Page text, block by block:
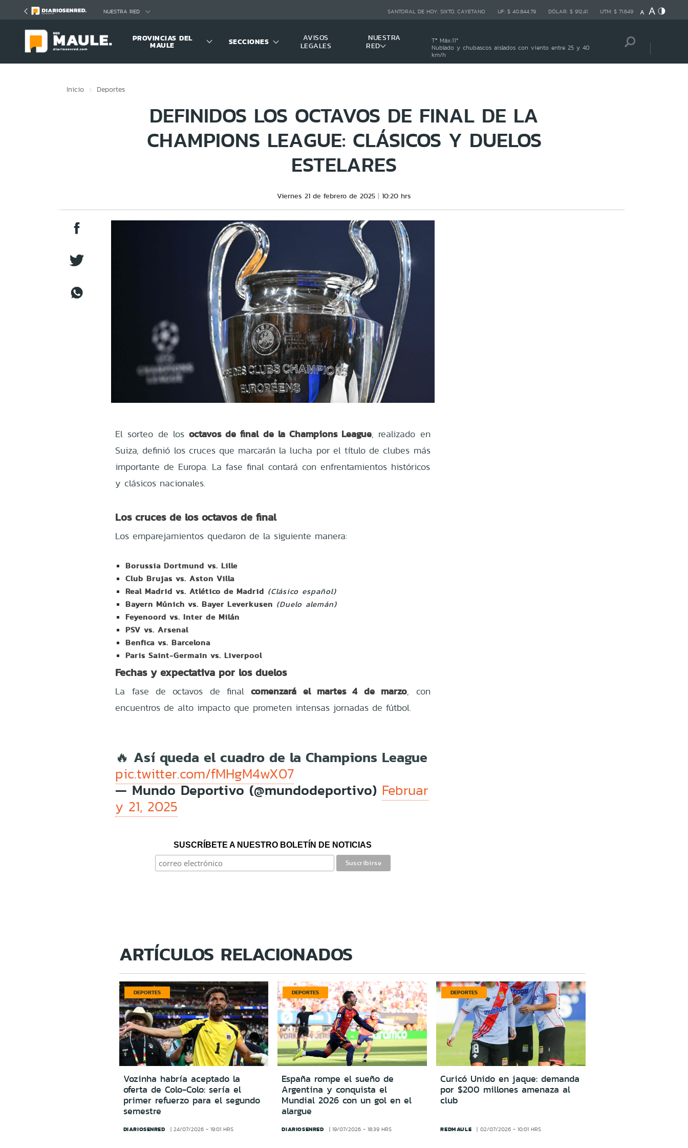
NUESTRA RED SANTORAL DE HOY: SIXTO, CAYETANO UF: $ 40.844,79 DÓLAR: $ 912,41 UTM: $ 71.649
PROVINCIAS DEL
MAULE SECCIONES
AVISOS
LEGALES
NUESTRA
RED
Tª Máx:11º
Nublado y chubascos aislados con viento entre 25 y 40
km/h
Inicio Deportes
DEFINIDOS LOS OCTAVOS DE FINAL DE LA
CHAMPIONS LEAGUE: CLÁSICOS Y DUELOS
ESTELARES
Viernes 21 de febrero de 2025 10:20 hrs
El sorteo de los octavos de final de la Champions League, realizado en
Suiza, definió los cruces que marcarán la lucha por el título de clubes más
importante de Europa. La fase final contará con enfrentamientos históricos
y clásicos nacionales.
Los cruces de los octavos de final
Los emparejamientos quedaron de la siguiente manera:
Borussia Dortmund vs. Lille
Club Brujas vs. Aston Villa
Real Madrid vs. Atlético de Madrid (Clásico español)
Bayern Múnich vs. Bayer Leverkusen (Duelo alemán)
Feyenoord vs. Inter de Milán
PSV vs. Arsenal
Benfica vs. Barcelona
Paris Saint-Germain vs. Liverpool
Fechas y expectativa por los duelos
La fase de octavos de finalcomenzará el martes 4 de marzo, con
encuentros de alto impacto que prometen intensas jornadas de fútbol.
🔥 Así queda el cuadro de la Champions League
pic.twitter.com/fMHgM4wX07
— Mundo Deportivo (@mundodeportivo) Februar
y 21, 2025
SUSCRÍBETE A NUESTRO BOLETÍN DE NOTICIAS
ARTÍCULOS RELACIONADOS
DEPORTES
Vozinha habría aceptado la
oferta de Colo-Colo: sería el
primer refuerzo para el segundo
semestre
DIARIOSENRED 24/07/2026 - 19:01 HRS
DEPORTES
España rompe el sueño de
Argentina y conquista el
Mundial 2026 con un gol en el
alargue
DIARIOSENRED 19/07/2026 - 18:39 HRS
DEPORTES
Curicó Unido en jaque: demanda
por $200 millones amenaza al
club
REDMAULE 02/07/2026 - 10:01 HRS